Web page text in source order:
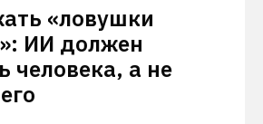
«ловушки
ИИ должен
человека, а не